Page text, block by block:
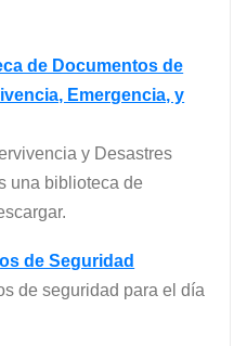
de Documentos de
Emergencia, y
y Desastres
una biblioteca de
de Seguridad
de seguridad para el día